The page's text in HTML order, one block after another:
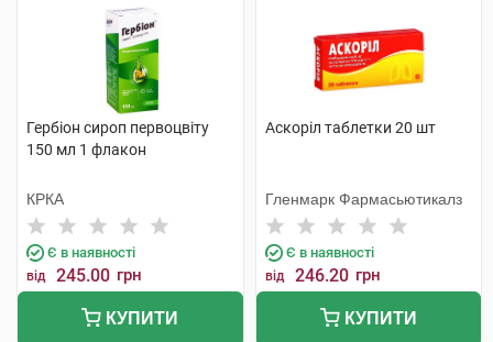
Гербіон сироп первоцвіту
150 мл 1 флакон
КРКА
Є в наявності
від 245.00 грн
КУПИТИ
Аскоріл таблетки 20 шт
Гленмарк Фармасьютикалз
Є в наявності
від 246.20 грн
КУПИТИ